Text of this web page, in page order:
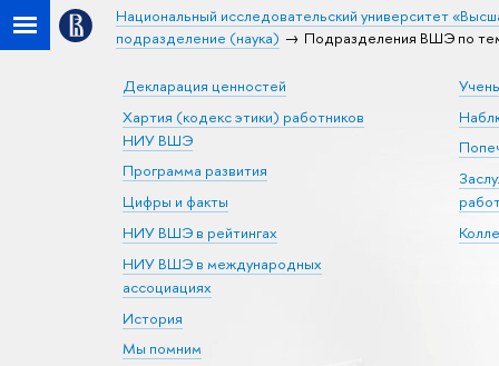
Национальный исследовательский университет
подразделение (наука)
Подразделения ВШЭ по
Декларация ценностей
Хартия (кодекс этики) работников
НИУ ВШЭ
Программа развития
Цифры и факты
НИУ ВШЭ в рейтингах
НИУ ВШЭ в международных
ассоциациях
История
Мы помним